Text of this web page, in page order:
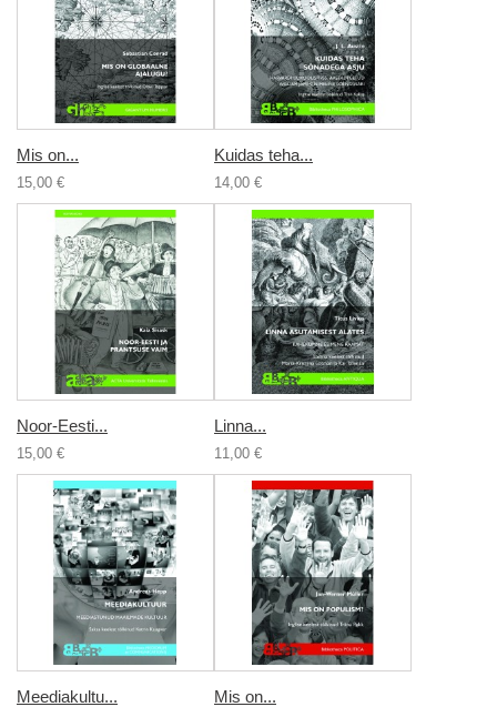
Mis on...
15,00 €
Kuidas teha...
14,00 €
Noor-Eesti...
15,00 €
Linna...
11,00 €
Meediakultu... Mis on...